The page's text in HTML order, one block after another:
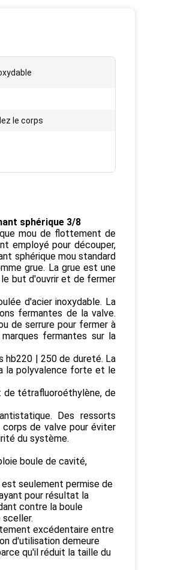
le corps
sphérique 3/8
mou de flottement de
employé pour découper,
sphérique mou standard
grue. La grue est une
le but d'ouvrir et de fermer
d'acier inoxydable. La
fermantes de la valve.
de serrure pour fermer à
fermantes sur la
| 250 de dureté. La
la polyvalence forte et le
de tétrafluoroéthylène, de
Des ressorts
de valve pour éviter
du système.
boule de cavité,
seulement permise de
pour résultat la
contre la boule
excédentaire entre
d'utilisation demeure
qu'il réduit la taille du